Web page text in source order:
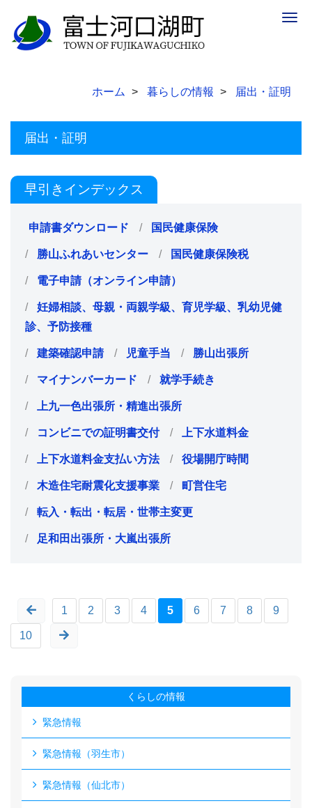
ホーム 暮らしの情報 届出・証明
届出・証明
早引きインデックス
申請書ダウンロード 国民健康保険
勝山ふれあいセンター 国民健康保険税
電子申請（オンライン申請）
妊婦相談、母親・両親学級、育児学級、乳幼児健
診、予防接種
建築確認申請 児童手当 勝山出張所
マイナンバーカード 就学手続き
上九一色出張所・精進出張所
コンビニでの証明書交付 上下水道料金
上下水道料金支払い方法 役場開庁時間
木造住宅耐震化支援事業 町営住宅
転入・転出・転居・世帯主変更
足和田出張所・大嵐出張所
1 2 3 4 5 6 7 8 9
10
くらしの情報
緊急情報
緊急情報（羽生市）
緊急情報（仙北市）